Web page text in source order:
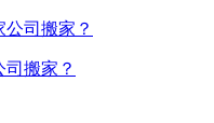
搬家？